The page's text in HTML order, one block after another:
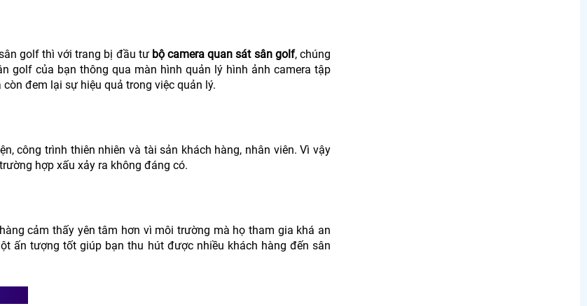
golf thì với trang bị đầu tư bộ camera quan sát sân golf, chúng
golf của bạn thông qua màn hình quản lý hình ảnh camera tập
đem lại sự hiệu quả trong việc quản lý.
công trình thiên nhiên và tài sản khách hàng, nhân viên. Vì vậy
hợp xấu xảy ra không đáng có.
cảm thấy yên tâm hơn vì môi trường mà họ tham gia khá an
ấn tượng tốt giúp bạn thu hút được nhiều khách hàng đến sân